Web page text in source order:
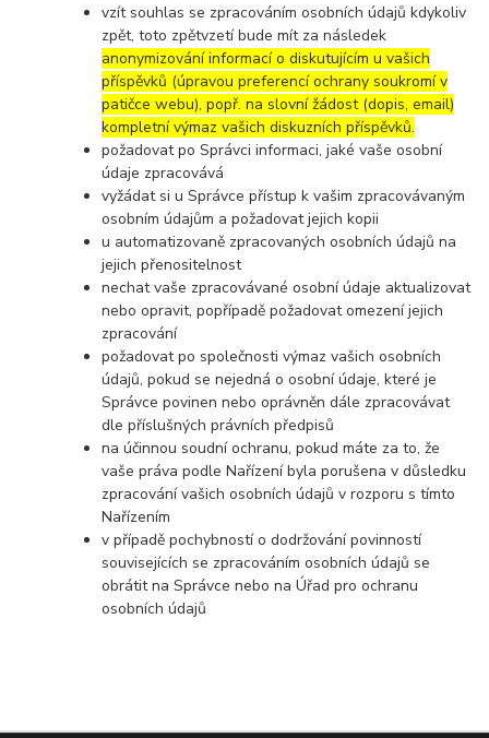
vzít souhlas se zpracováním osobních údajů kdykoliv
zpět, toto zpětvzetí bude mít za následek
anonymizování informací o diskutujícím u vašich
příspěvků (úpravou preferencí ochrany soukromí v
patičce webu), popř. na slovní žádost (dopis, email)
kompletní výmaz vašich diskuzních příspěvků.
požadovat po Správci informaci, jaké vaše osobní
údaje zpracovává
vyžádat si u Správce přístup k vašim zpracovávaným
osobním údajům a požadovat jejich kopii
u automatizovaně zpracovaných osobních údajů na
jejich přenositelnost
nechat vaše zpracovávané osobní údaje aktualizovat
nebo opravit, popřípadě požadovat omezení jejich
zpracování
požadovat po společnosti výmaz vašich osobních
údajů, pokud se nejedná o osobní údaje, které je
Správce povinen nebo oprávněn dále zpracovávat
dle příslušných právních předpisů
na účinnou soudní ochranu, pokud máte za to, že
vaše práva podle Nařízení byla porušena v důsledku
zpracování vašich osobních údajů v rozporu s tímto
Nařízením
v případě pochybností o dodržování povinností
souvisejících se zpracováním osobních údajů se
obrátit na Správce nebo na Úřad pro ochranu
osobních údajů